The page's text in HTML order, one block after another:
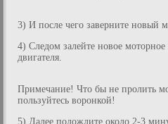
3) И после чего заверните новый
4) Следом залейте новое
двигателя.
Примечание! Что бы не пролить
пользуйтесь воронкой!
5) Далее подождите около 2-3